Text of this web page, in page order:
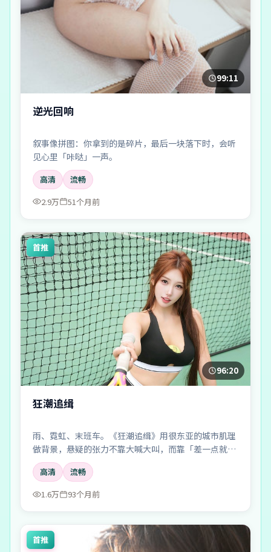
99:11
逆光回响
叙事像拼图：你拿到的是碎片，最后一块落下时，会听
见心里「咔哒」一声。
高清
流畅
2.9万
51个月前
首推
96:20
狂潮追缉
雨、霓虹、末班车。《狂潮追缉》用很东亚的城市肌理
做背景，悬疑的张力不靠大喊大叫，而靠「差一点就说
出口」的沉默。
高清
流畅
1.6万
93个月前
首推